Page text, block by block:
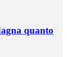
quanto